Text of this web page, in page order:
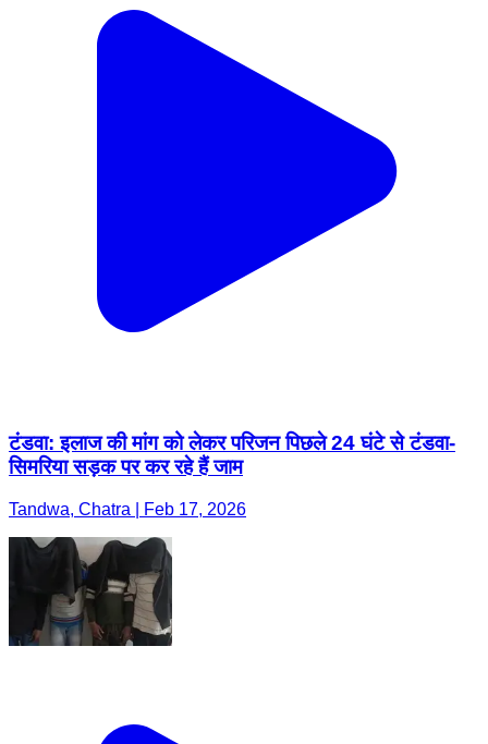
टंडवा: इलाज की मांग को लेकर परिजन पिछले 24 घंटे से टंडवा-
सिमरिया सड़क पर कर रहे हैं जाम
Tandwa, Chatra | Feb 17, 2026